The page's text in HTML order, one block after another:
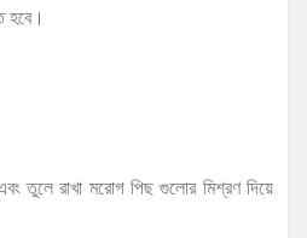
হবে।
তুলে রাখা মরোগ পিছ গুলোর মিশ্রণ দিয়ে